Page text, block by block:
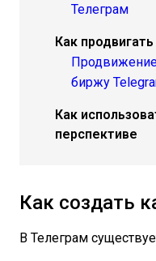
Телеграм
Как
биржу
Как
перспективе
Как создать
В Телеграм